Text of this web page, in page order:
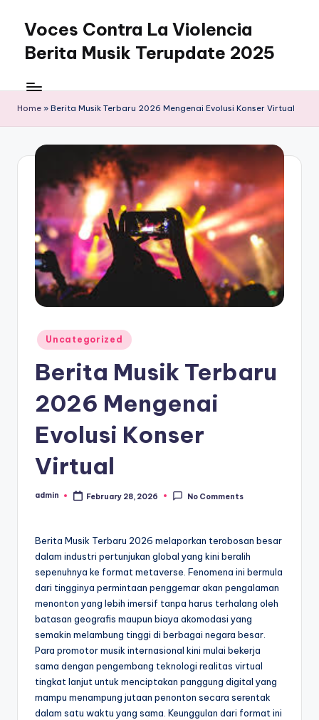
content
Voces Contra La Violencia
Berita Musik Terupdate 2025
Home » Berita Musik Terbaru 2026 Mengenai Evolusi Konser Virtual
Posted
in
Uncategorized
Berita Musik Terbaru
2026 Mengenai
Evolusi Konser
Virtual
Posted
admin February 28, 2026 No Comments
Berita Musik Terbaru 2026 melaporkan terobosan besar
dalam industri pertunjukan global yang kini beralih
sepenuhnya ke format metaverse. Fenomena ini bermula
dari tingginya permintaan penggemar akan pengalaman
menonton yang lebih imersif tanpa harus terhalang oleh
batasan geografis maupun biaya akomodasi yang
semakin melambung tinggi di berbagai negara besar.
Para promotor musik internasional kini mulai bekerja
sama dengan pengembang teknologi realitas virtual
tingkat lanjut untuk menciptakan panggung digital yang
mampu menampung jutaan penonton secara serentak
dalam satu waktu yang sama. Keunggulan dari format ini